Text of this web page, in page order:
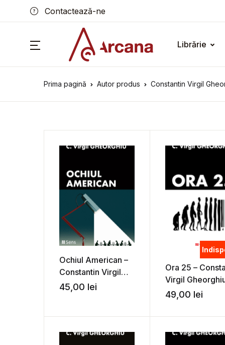
Contactează-ne
Librărie
Prima pagină Autor produs Constantin Virgil
Ochiul American –
Constantin Virgil
Gheorghiu
45,00 lei
Ora 25 –
Virgil
49,00 lei